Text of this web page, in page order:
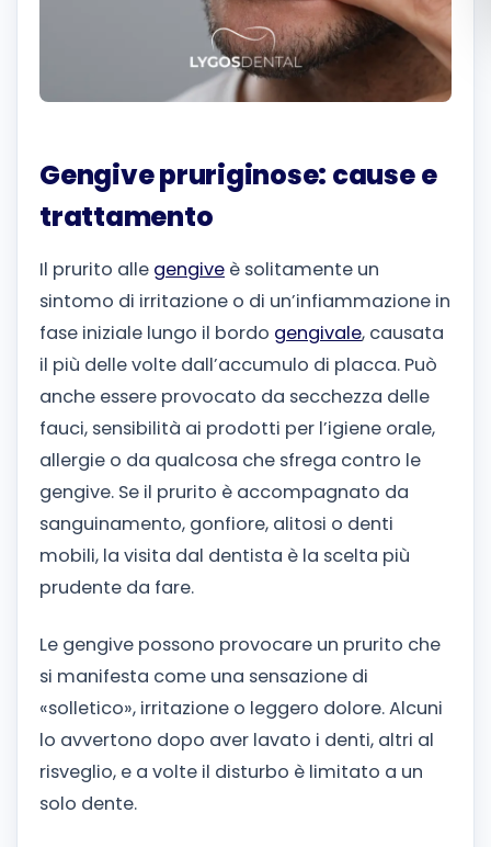
Gengive pruriginose: cause e
trattamento
Il prurito alle gengive è solitamente un
sintomo di irritazione o di un’infiammazione in
fase iniziale lungo il bordo gengivale, causata
il più delle volte dall’accumulo di placca. Può
anche essere provocato da secchezza delle
fauci, sensibilità ai prodotti per l’igiene orale,
allergie o da qualcosa che sfrega contro le
gengive. Se il prurito è accompagnato da
sanguinamento, gonfiore, alitosi o denti
mobili, la visita dal dentista è la scelta più
prudente da fare.
Le gengive possono provocare un prurito che
si manifesta come una sensazione di
«solletico», irritazione o leggero dolore. Alcuni
lo avvertono dopo aver lavato i denti, altri al
risveglio, e a volte il disturbo è limitato a un
solo dente.